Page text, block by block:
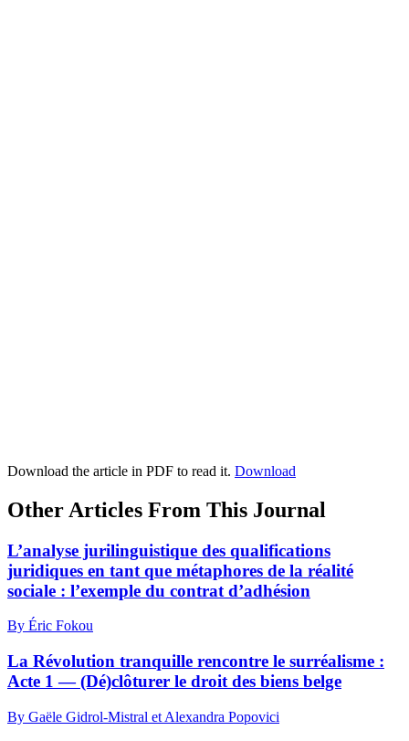
Download the article in PDF to read it. Download
Other Articles From This Journal
L’analyse jurilinguistique des qualifications
juridiques en tant que métaphores de la réalité
sociale : l’exemple du contrat d’adhésion
By Éric Fokou
La Révolution tranquille rencontre le surréalisme :
Acte 1 — (Dé)clôturer le droit des biens belge
By Gaële Gidrol-Mistral et Alexandra Popovici